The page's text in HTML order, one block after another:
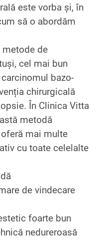
este vorba și, în
să o abordăm
de
cel mai bun
bazo-
chirurgicală
În Clinica Vitta
metodă
mai multe
cu toate celelalte
de vindecare
foarte bun
nedureroasă